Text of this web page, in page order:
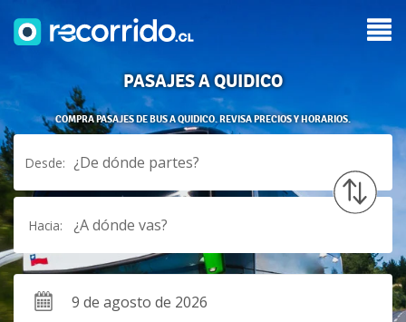
PASAJES A QUIDICO
COMPRA PASAJES DE BUS A QUIDICO. REVISA PRECIOS Y HORARIOS.
Desde: ¿De dónde partes?
Hacia: ¿A dónde vas?